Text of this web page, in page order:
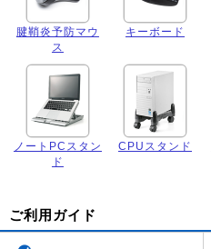
腱鞘炎予防マウ
ス
キーボード
ノートPCスタン
ド
CPUスタンド
ご利用ガイド